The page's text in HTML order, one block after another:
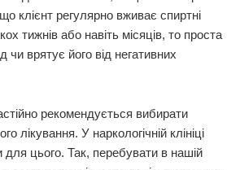
клієнт регулярно вживає спиртні
тижнів або навіть місяців, то проста
чи врятує його від негативних
рекомендується вибирати
лікування. У наркологічній клініці
для цього. Так, перебувати в нашій